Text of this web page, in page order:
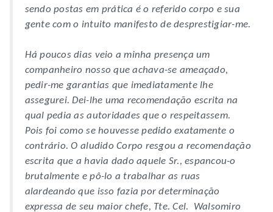
sendo postas em prática é o referido corpo e sua
gente com o intuito manifesto de desprestigiar-me.
Há poucos dias veio a minha presença um
companheiro nosso que achava-se ameaçado,
pedir-me garantias que imediatamente lhe
assegurei. Dei-lhe uma recomendação escrita na
qual pedia as autoridades que o respeitassem.
Pois foi como se houvesse pedido exatamente o
contrário. O aludido Corpo resgou a recomendação
escrita que a havia dado aquele Sr., espancou-o
brutalmente e pô-lo a trabalhar as ruas
alardeando que isso fazia por determinação
expressa de seu maior chefe, Tte. Cel. Walsomiro